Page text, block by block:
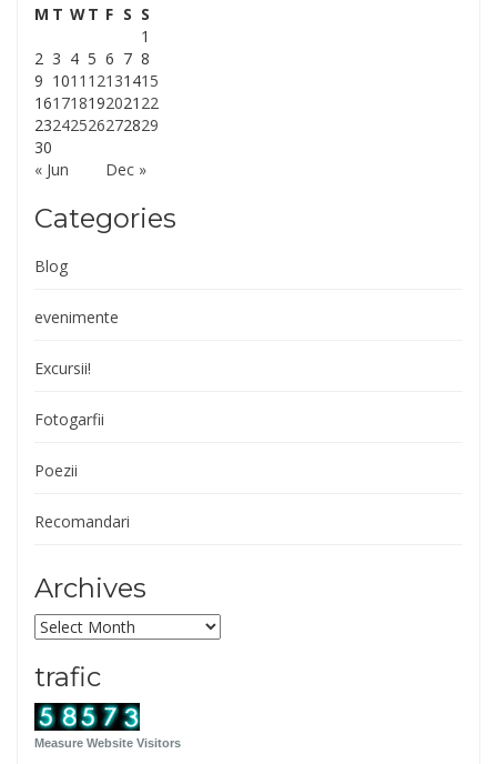
M T WT F S S
« Jun Dec »
1
2 3 4 5 6 7 8
9 1011 12131415
161718192021 22
23242526272829
30
Categories
Blog
evenimente
Excursii!
Fotogarfii
Poezii
Recomandari
Archives
Archives
trafic
Measure Website Visitors